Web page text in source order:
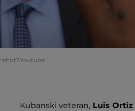
Kubanski veteran, Luis Ortiz